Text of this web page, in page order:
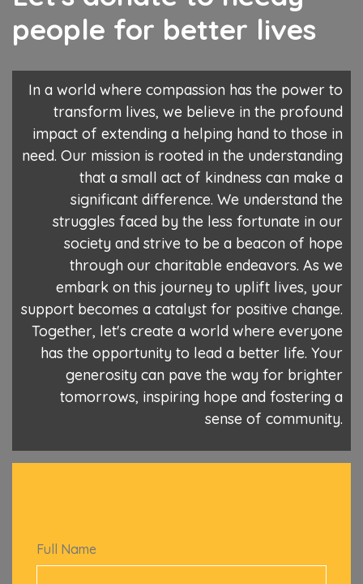
people for better lives
In a world where compassion has the power to
transform lives, we believe in the profound
impact of extending a helping hand to those in
need. Our mission is rooted in the understanding
that a small act of kindness can make a
significant difference. We understand the
struggles faced by the less fortunate in our
society and strive to be a beacon of hope
through our charitable endeavors. As we
embark on this journey to uplift lives, your
support becomes a catalyst for positive change.
Together, let's create a world where everyone
has the opportunity to lead a better life. Your
generosity can pave the way for brighter
tomorrows, inspiring hope and fostering a
sense of community.
Full Name